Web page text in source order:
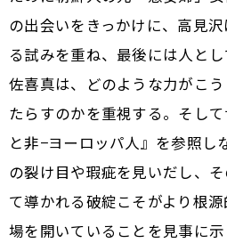
の出会いをきっかけに、高見
る試みを重ね、最後には人とし
佐喜真は、どのような力がこ
たらすのかを重視する。そし
と非−ヨーロッパ人』を参照し
の裂け目や瑕疵を見いだし、
て導かれる破綻こそがより根
場を開いていることを見事に示